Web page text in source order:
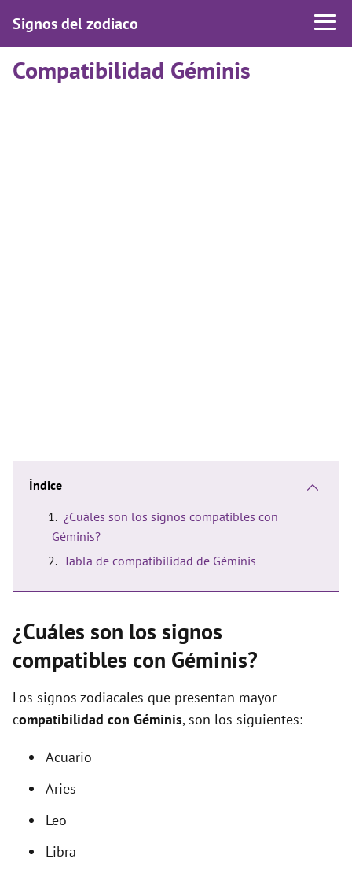
Signos del zodiaco
Compatibilidad Géminis
Índice
¿Cuáles son los signos compatibles con
Géminis?
Tabla de compatibilidad de Géminis
¿Cuáles son los signos
compatibles con Géminis?
Los signos zodiacales que presentan mayor
compatibilidad con Géminis, son los siguientes:
Acuario
Aries
Leo
Libra